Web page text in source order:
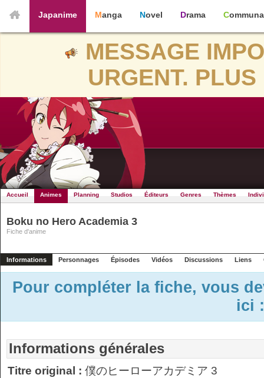
Japanime Manga Novel Drama
MESSAGE
URGENT.
Accueil Animes Planning Studios Éditeurs Genres Thèmes
Boku no Hero Academia 3
Fiche d'anime
Informations Personnages Épisodes Vidéos Discussions Liens
Pour compléter la fiche, vous
ici
Informations générales
Titre original : 僕のヒーローアカデミア 3